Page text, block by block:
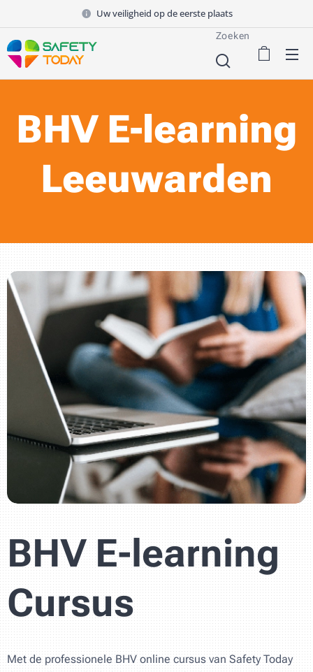
Uw veiligheid op de eerste plaats
Zoeken
BHV E-learning
Leeuwarden
BHV E-learning
Cursus
Met de professionele BHV online cursus van Safety Today